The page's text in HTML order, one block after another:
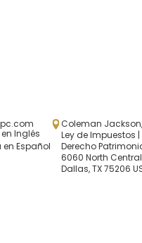
Inglés
en Español
Coleman Jackson,
Ley de Impuestos
Derecho
6060 North
Dallas, TX 75206